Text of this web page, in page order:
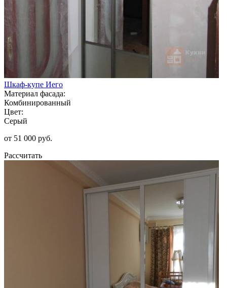
Шкаф-купе Иего
Материал фасада:
Комбинированный
Цвет:
Серый
от 51 000 руб.
Рассчитать